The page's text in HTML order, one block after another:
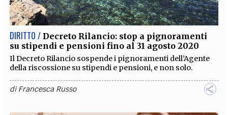
DIRITTO / Decreto Rilancio: stop a pignoramenti
su stipendi e pensioni fino al 31 agosto 2020
Il Decreto Rilancio sospende i pignoramenti dell’Agente
della riscossione su stipendi e pensioni, e non solo.
diFrancesca Russo